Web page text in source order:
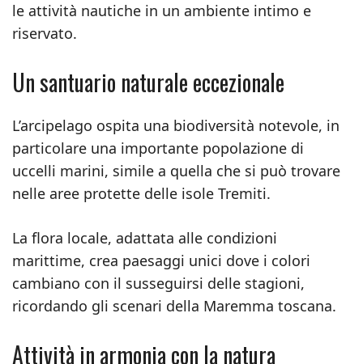
le attività nautiche in un ambiente intimo e
riservato.
Un santuario naturale eccezionale
L’arcipelago ospita una biodiversità notevole, in
particolare una importante popolazione di
uccelli marini, simile a quella che si può trovare
nelle aree protette delle isole Tremiti.
La flora locale, adattata alle condizioni
marittime, crea paesaggi unici dove i colori
cambiano con il susseguirsi delle stagioni,
ricordando gli scenari della Maremma toscana.
Attività in armonia con la natura